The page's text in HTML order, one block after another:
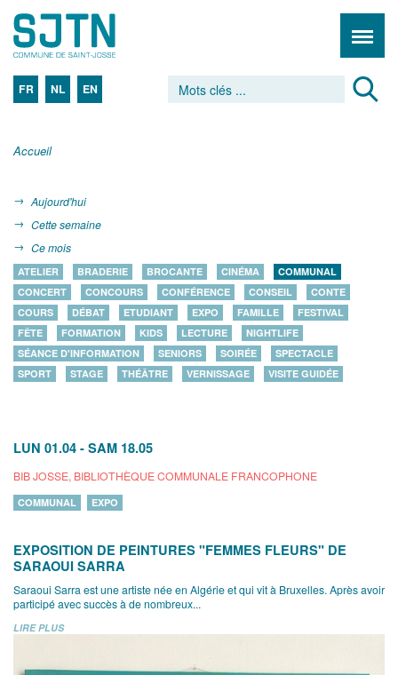
FR NL EN
Accueil
Aujourd'hui
Cette semaine
Ce mois
ATELIER BRADERIE BROCANTE CINÉMA
COMMUNAL
CONCERT
CONCOURS CONFÉRENCE CONSEIL
CONTE
COURS
DÉBAT ETUDIANT EXPO FAMILLE
FESTIVAL
FÊTE
FORMATION KIDS LECTURE
NIGHTLIFE
SÉANCE D'INFORMATION
SENIORS SOIRÉE
SPECTACLE
SPORT
STAGE THÉÂTRE VERNISSAGE VISITE GUIDÉE
LUN 01.04 - SAM 18.05
BIB JOSSE, BIBLIOTHÈQUE COMMUNALE FRANCOPHONE
COMMUNAL EXPO
EXPOSITION DE PEINTURES "FEMMES FLEURS" DE
SARAOUI SARRA
Saraoui Sarra est une artiste née en Algérie et qui vit à Bruxelles. Après avoir
participé avec succès à de nombreux...
LIRE PLUS